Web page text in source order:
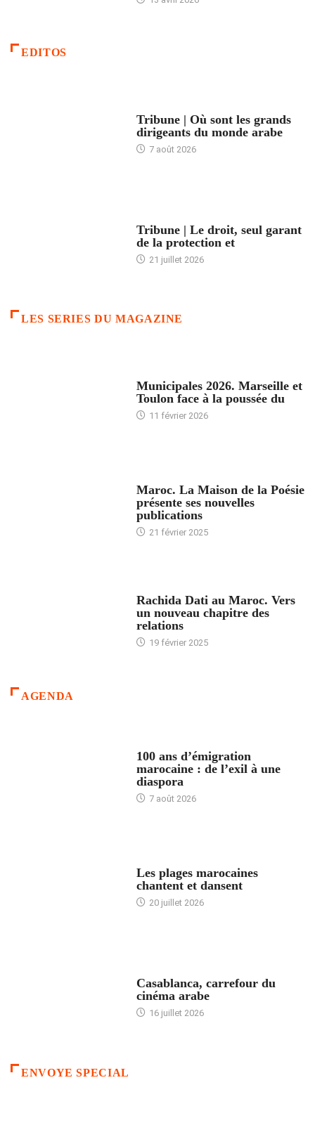
EDITOS
Tribune | Où sont les grands
dirigeants du monde arabe
7 août 2026
Tribune | Le droit, seul garant
de la protection et
21 juillet 2026
LES SERIES DU MAGAZINE
Municipales 2026. Marseille et
Toulon face à la poussée du
11 février 2026
Maroc. La Maison de la Poésie
présente ses nouvelles
publications
21 février 2025
Rachida Dati au Maroc. Vers
un nouveau chapitre des
relations
19 février 2025
AGENDA
100 ans d’émigration
marocaine : de l’exil à une
diaspora
7 août 2026
Les plages marocaines
chantent et dansent
20 juillet 2026
Casablanca, carrefour du
cinéma arabe
16 juillet 2026
ENVOYE SPECIAL